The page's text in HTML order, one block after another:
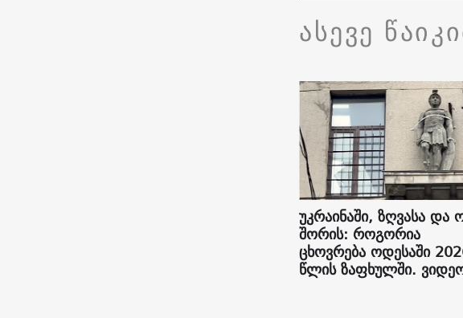
ასევე
უკრაინაში, ზღვასა და
შორის: როგორია
ცხოვრება ოდესაში
წლის ზაფხულში.